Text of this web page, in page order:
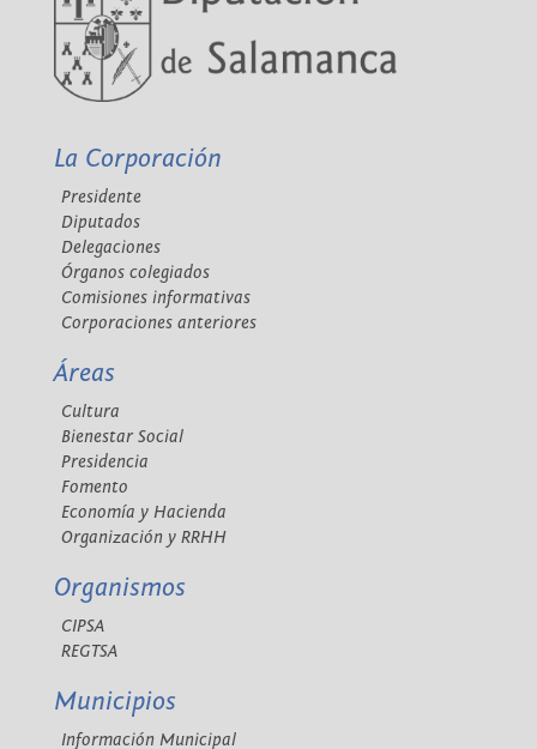
La Corporación
Presidente
Diputados
Delegaciones
Órganos colegiados
Comisiones informativas
Corporaciones anteriores
Áreas
Cultura
Bienestar Social
Presidencia
Fomento
Economía y Hacienda
Organización y RRHH
Organismos
CIPSA
REGTSA
Municipios
Información Municipal